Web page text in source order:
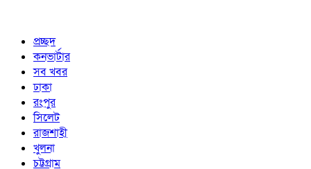
প্রচ্ছদ
কনভার্টার
সব খবর
ঢাকা
রংপুর
সিলেট
রাজশাহী
খুলনা
চট্টগ্রাম